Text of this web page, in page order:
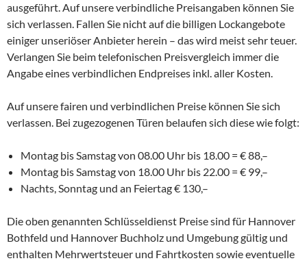
ausgeführt. Auf unsere verbindliche Preisangaben können Sie
sich verlassen. Fallen Sie nicht auf die billigen Lockangebote
einiger unseriöser Anbieter herein – das wird meist sehr teuer.
Verlangen Sie beim telefonischen Preisvergleich immer die
Angabe eines verbindlichen Endpreises inkl. aller Kosten.
Auf unsere fairen und verbindlichen Preise können Sie sich
verlassen. Bei zugezogenen Türen belaufen sich diese wie folgt:
Montag bis Samstag von 08.00 Uhr bis 18.00 = € 88,–
Montag bis Samstag von 18.00 Uhr bis 22.00 = € 99,–
Nachts, Sonntag und an Feiertag € 130,–
Die oben genannten Schlüsseldienst Preise sind für Hannover
Bothfeld und Hannover Buchholz und Umgebung gültig und
enthalten Mehrwertsteuer und Fahrtkosten sowie eventuelle